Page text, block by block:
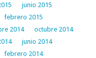
junio 2015
febrero 2015
2014
octubre 2014
junio 2014
febrero 2014